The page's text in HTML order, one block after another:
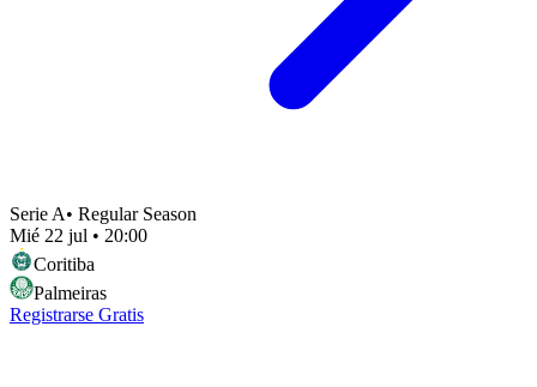
Serie A• Regular Season
Mié 22 jul • 20:00
Coritiba
Palmeiras
Registrarse Gratis